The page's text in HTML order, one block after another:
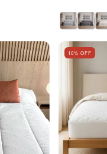
10% OFF